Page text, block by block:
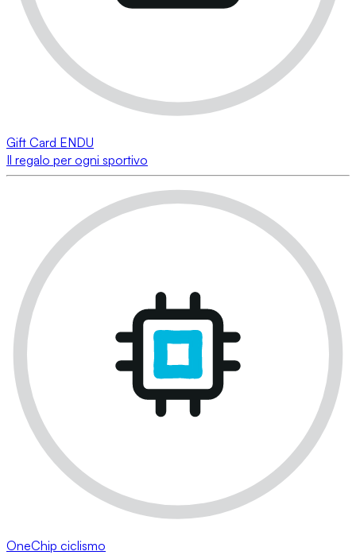
Gift Card ENDU
Il regalo per ogni sportivo
OneChip ciclismo